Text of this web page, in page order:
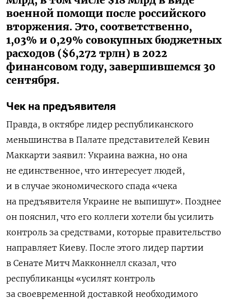
военной помощи после российского
вторжения. Это, соответственно,
1,03% и 0,29% совокупных бюджетных
расходов ($6,272 трлн) в 2022
финансовом году, завершившемся 30
сентября.
Чек на предъявителя
Правда, в октябре лидер республиканского
меньшинства в Палате представителей Кевин
Маккарти заявил: Украина важна, но она
не единственное, что интересует людей,
и в случае экономического спада «чека
на предъявителя Украине не выпишут». Позднее
он пояснил, что его коллеги хотели бы усилить
контроль за средствами, которые правительство
направляет Киеву. После этого лидер партии
в Сенате Митч Макконнелл сказал, что
республиканцы «усилят контроль
за своевременной доставкой необходимого